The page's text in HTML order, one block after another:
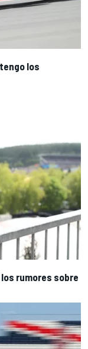
los
rumores sobre